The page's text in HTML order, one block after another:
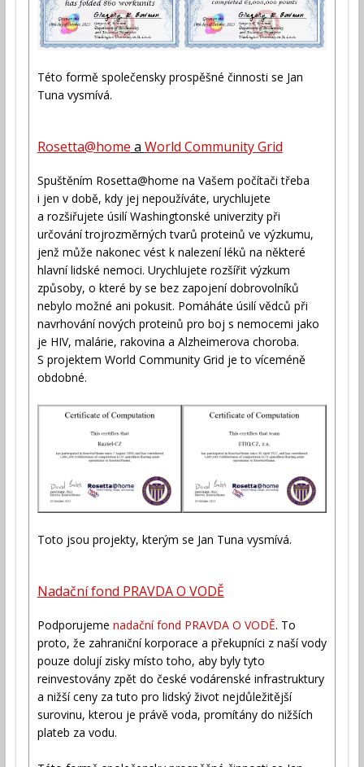
Této formě společensky prospěšné činnosti se Jan
Tuna vysmívá.
Rosetta@home a World Community Grid
Spuštěním Rosetta@home na Vašem počítači třeba
i jen v době, kdy jej nepoužíváte, urychlujete
a rozšiřujete úsilí Washingtonské univerzity při
určování trojrozměrných tvarů proteinů ve výzkumu,
jenž může nakonec vést k nalezení léků na některé
hlavní lidské nemoci. Urychlujete rozšířit výzkum
způsoby, o které by se bez zapojení dobrovolníků
nebylo možné ani pokusit. Pomáháte úsilí vědců při
navrhování nových proteinů pro boj s nemocemi jako
je HIV, malárie, rakovina a Alzheimerova choroba.
S projektem World Community Grid je to víceméně
obdobné.
Toto jsou projekty, kterým se Jan Tuna vysmívá.
Nadační fond PRAVDA O VODĚ
Podporujeme nadační fond PRAVDA O VODĚ. To
proto, že zahraniční korporace a překupníci z naší vody
pouze dolují zisky místo toho, aby byly tyto
reinvestovány zpět do české vodárenské infrastruktury
a nižší ceny za tuto pro lidský život nejdůležitější
surovinu, kterou je právě voda, promítány do nižších
plateb za vodu.